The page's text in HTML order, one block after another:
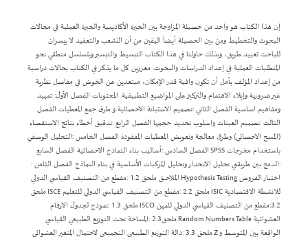
إن هذا الكتاب هو واحد من حصيلة المزاوجة بين الخبرة الأكاديمية والخبرة العملية في مجالات
البحوث والتخطيط ومن بين الحصيلة أيضاً اليقين من أن التشعب والتعقيد لا ييسران
للباحث تعبيد طريق، وبذلك حاولنا في هذا الكتاب التبسيط والتيسير وبتسلسل منطقي نحو
المتطلبات العملية في إعداد الدراسات والبحوث. معززين كل ما يذكر في الكتاب بحالات دراسية
من إعداد المؤلف بأمل أن تكون وافية قدر الإمكان، مبتعدين عن الخوض في مفاصل نظرية
غير ضرورية وإيلاء الاهتمام والتركيز على المواضيع التطبيقية. المحتويات الفصل الأول: تمهيد
ومفاهيم اساسية الفصل الثاني :تصميم الاستبانة الاحصائية و طرق جمع المعطيات الفصل
الثالث :تصميم العينات واسلوب تحديد حجمها الفصل الرابع :تدقيق أخطاء نتائج الاستقصاء
(المسح الاحصائي) وطرق معالجة وتعويض المعطيات المفقودة الفصل الخامس :التحليل الوصفي
باستخدام مخرجات SPSS الفصل السادس :أساليب بناء النماذج الاحصائية الفصل السابع
:الدمج بين طريقتي تحليل الانـحدار وتحليل المركبات الأساسية في بناء النماذج الفصل الثامن :
اختبار الفروض Hypothesis Testing المـلاحـــق ملحق 1.2 :مقطع من التصنيف القياسي الدولي
للانشطة الاقتصادية ISIC ملحق 2.2 :مقطع من التصنيف القياسي الدولي للتعليم ISCE ملحق
3.2:مقطع من التصنيف القياسي الدولي للمهن ISCO ملحق 1.3 :نموذج لجدول الارقام
العشوائية Random Numbers Table ملحق2.3 :المساحة تحت التوزيع الطبيعي القياسي
الواقعة بين المتوسط وZ ملحق 3.3 :دالة التوزيع الطبيعي التجميعي لاحتمال المتغير العشوائي